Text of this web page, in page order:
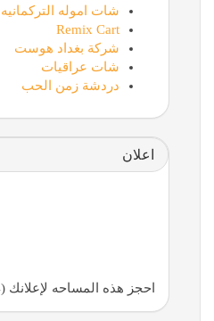
شات اموله التركمانيه
Remix Cart
شركة بغداد هوست
شات عراقيات
دردشة زمن الحب
اعلان
احجز هذه المساحه لإعلانك (ad4)